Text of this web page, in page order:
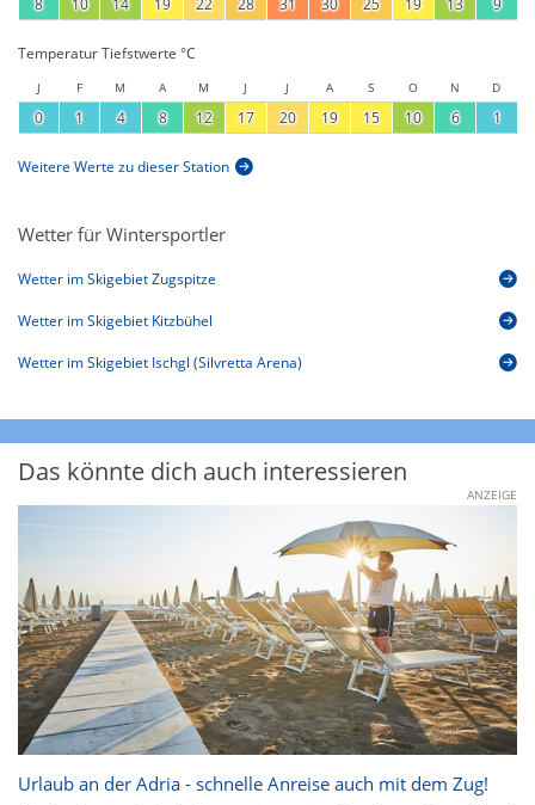
Temperatur Tiefstwerte °C
J F M A M J J A S O N D
0 1 4 8 12 17 20 19 15 10 6 1
Weitere Werte zu dieser Station
Wetter für Wintersportler
Wetter im Skigebiet Zugspitze
Wetter im Skigebiet Kitzbühel
Wetter im Skigebiet Ischgl (Silvretta Arena)
Das könnte dich auch interessieren
ANZEIGE
Urlaub an der Adria - schnelle Anreise auch mit dem Zug!